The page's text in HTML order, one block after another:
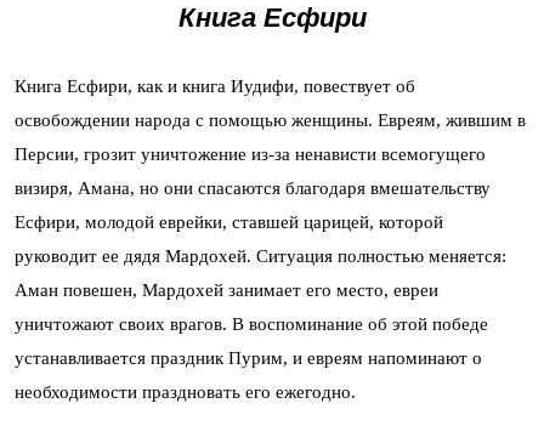
Книга Есфири
Книга Есфири, как и книга Иудифи, повествует об
освобождении народа с помощью женщины. Евреям, жившим в
Персии, грозит уничтожение из-за ненависти всемогущего
визиря, Амана, но они спасаются благодаря вмешательству
Есфири, молодой еврейки, ставшей царицей, которой
руководит ее дядя Мардохей. Ситуация полностью меняется:
Аман повешен, Мардохей занимает его место, евреи
уничтожают своих врагов. В воспоминание об этой победе
устанавливается праздник Пурим, и евреям напоминают о
необходимости праздновать его ежегодно.